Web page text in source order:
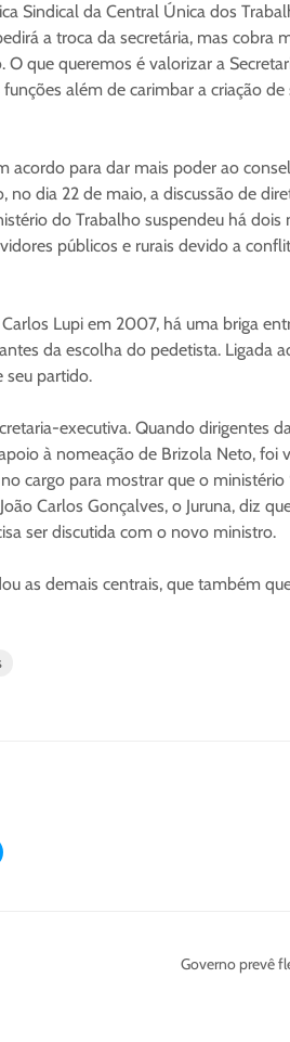
Sindical da Central Única dos
a troca da secretária, mas cobra
que queremos é valorizar a
além de carimbar a criação de
acordo para dar mais poder ao
no dia 22 de maio, a discussão de
do Trabalho suspendeu há dois
públicos e rurais devido a
Lupi em 2007, há uma briga
da escolha do pedetista. Ligada
seu partido.
executiva. Quando dirigentes
à nomeação de Brizola Neto, foi
cargo para mostrar que o ministério
Carlos Gonçalves, o Juruna, diz
ser discutida com o novo ministro.
as demais centrais, que também
Governo prevê